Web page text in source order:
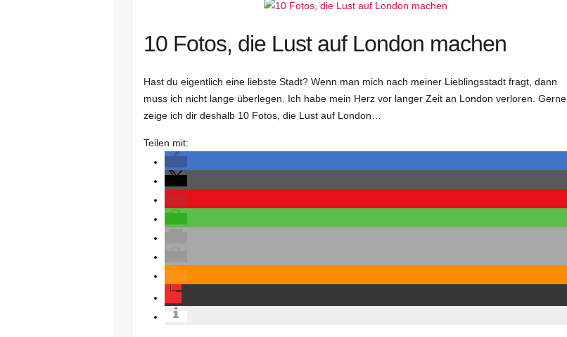
10 Fotos, die Lust auf London machen
Hast du eigentlich eine liebste Stadt? Wenn man mich nach meiner Lieblingsstadt fragt, dann
muss ich nicht lange überlegen. Ich habe mein Herz vor langer Zeit an London verloren. Gerne
zeige ich dir deshalb 10 Fotos, die Lust auf London…
Teilen mit: